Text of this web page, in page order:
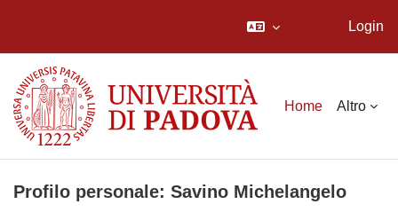
Login
Home Altro
Profilo personale: Savino Michelangelo